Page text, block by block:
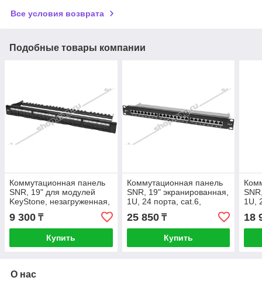
Все условия возврата
Подобные товары компании
Коммутационная панель
SNR, 19" для модулей
KeyStone, незагруженная,
неэкранированная, 1U, 24
порта, cat.5e, ра
9 300 ₸
Купить
Коммутационная панель
SNR, 19" экранированная,
1U, 24 порта, cat.6,
горизонтальная заделка
25 850₸
Купить
1U,
18
О нас